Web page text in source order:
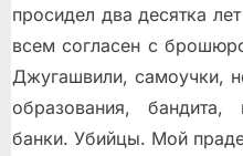
просидел два десятка
всем согласен с
Джугашвили, самоучки,
образования,
банки. Убийцы. Мой